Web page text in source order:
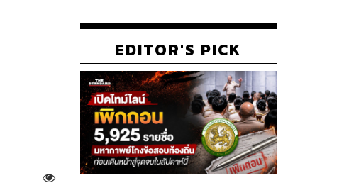
EDITOR'S PICK